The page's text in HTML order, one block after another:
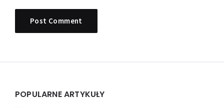
Widgets
POPULARNE ARTYKUŁY